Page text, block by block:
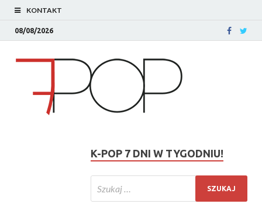
KONTAKT
08/08/2026
K-POP 7 DNI W TYGODNIU!